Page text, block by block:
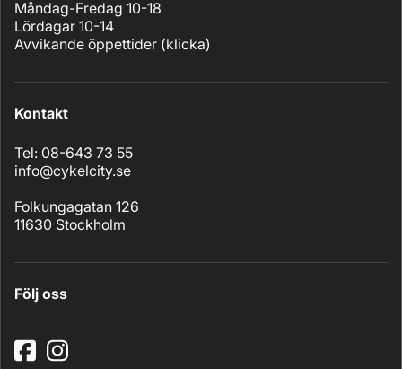
Måndag-Fredag 10-18
Lördagar 10-14
Avvikande öppettider (klicka)
Kontakt
Tel: 08-643 73 55
info@cykelcity.se
Folkungagatan 126
11630 Stockholm
Följ oss